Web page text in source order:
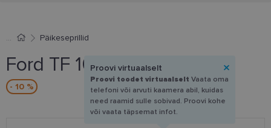
Päikeseprillid
Ford TF 1085 90L 54-17
- 10 %
Proovi virtuaalselt
Proovi toodet virtuaalselt Vaata oma
telefoni või arvuti kaamera abil, kuidas
need raamid sulle sobivad. Proovi kohe
või vaata täpsemat infot.